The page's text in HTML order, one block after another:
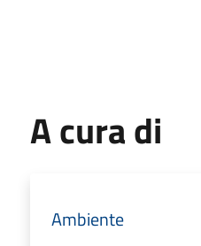
A cura di
Ambiente